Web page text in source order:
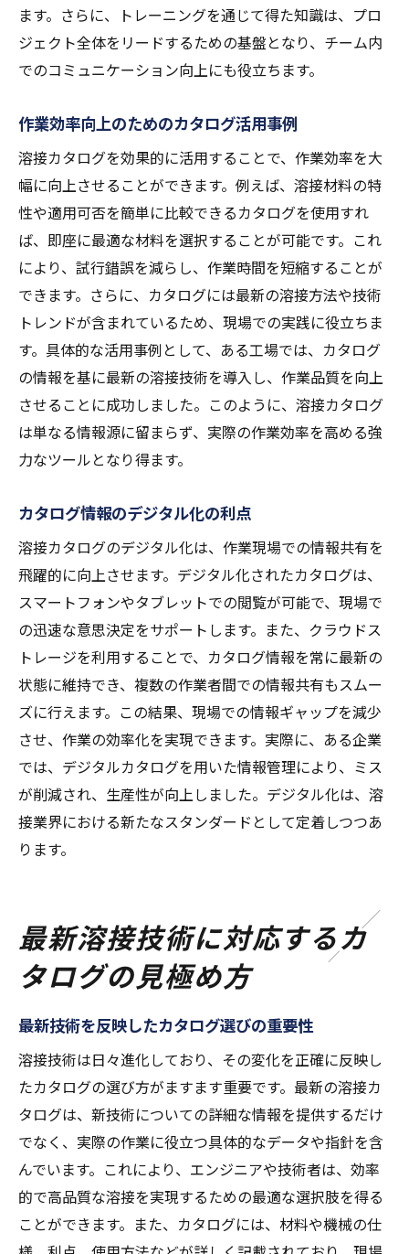
ます。さらに、トレーニングを通じて得た知識は、プロ
ジェクト全体をリードするための基盤となり、チーム内
でのコミュニケーション向上にも役立ちます。
作業効率向上のためのカタログ活用事例
溶接カタログを効果的に活用することで、作業効率を大
幅に向上させることができます。例えば、溶接材料の特
性や適用可否を簡単に比較できるカタログを使用すれ
ば、即座に最適な材料を選択することが可能です。これ
により、試行錯誤を減らし、作業時間を短縮することが
できます。さらに、カタログには最新の溶接方法や技術
トレンドが含まれているため、現場での実践に役立ちま
す。具体的な活用事例として、ある工場では、カタログ
の情報を基に最新の溶接技術を導入し、作業品質を向上
させることに成功しました。このように、溶接カタログ
は単なる情報源に留まらず、実際の作業効率を高める強
力なツールとなり得ます。
カタログ情報のデジタル化の利点
溶接カタログのデジタル化は、作業現場での情報共有を
飛躍的に向上させます。デジタル化されたカタログは、
スマートフォンやタブレットでの閲覧が可能で、現場で
の迅速な意思決定をサポートします。また、クラウドス
トレージを利用することで、カタログ情報を常に最新の
状態に維持でき、複数の作業者間での情報共有もスムー
ズに行えます。この結果、現場での情報ギャップを減少
させ、作業の効率化を実現できます。実際に、ある企業
では、デジタルカタログを用いた情報管理により、ミス
が削減され、生産性が向上しました。デジタル化は、溶
接業界における新たなスタンダードとして定着しつつあ
ります。
最新溶接技術に対応するカ
タログの見極め方
最新技術を反映したカタログ選びの重要性
溶接技術は日々進化しており、その変化を正確に反映し
たカタログの選び方がますます重要です。最新の溶接カ
タログは、新技術についての詳細な情報を提供するだけ
でなく、実際の作業に役立つ具体的なデータや指針を含
んでいます。これにより、エンジニアや技術者は、効率
的で高品質な溶接を実現するための最適な選択肢を得る
ことができます。また、カタログには、材料や機械の仕